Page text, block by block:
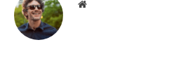
Website